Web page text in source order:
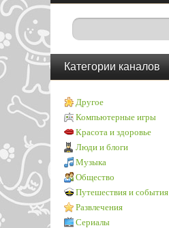
Категории каналов
Другое
Компьютерные игры
Красота и здоровье
Люди и блоги
Музыка
Общество
Путешествия и события
Развлечения
Сериалы